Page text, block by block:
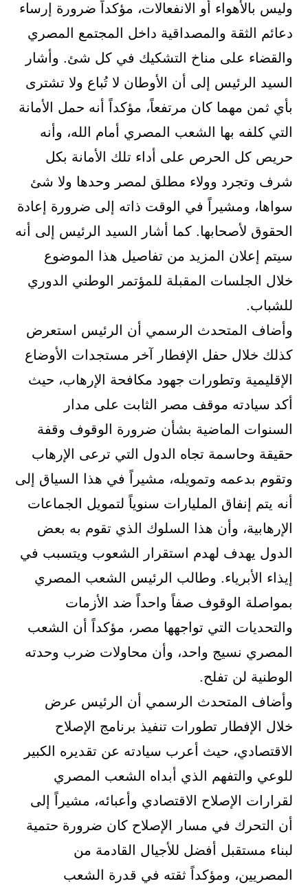
وليس بالأهواء أو الانفعالات، مؤكداً ضرورة إرساء
دعائم الثقة والمصداقية داخل المجتمع المصري
والقضاء على مناخ التشكيك في كل شئ. وأشار
السيد الرئيس إلى أن الأوطان لا تُباع ولا تشترى
بأي ثمن مهما كان مرتفعاً، مؤكداً أنه حمل الأمانة
التي كلفه بها الشعب المصري أمام الله، وأنه
حريص كل الحرص على أداء تلك الأمانة بكل
شرف وتجرد وولاء مطلق لمصر وحدها ولا شئ
سواها، ومشيراً في الوقت ذاته إلى ضرورة إعادة
الحقوق لأصحابها. كما أشار السيد الرئيس إلى أنه
سيتم إعلان المزيد من تفاصيل هذا الموضوع
خلال الجلسات المقبلة للمؤتمر الوطني الدوري
للشباب.
وأضاف المتحدث الرسمي أن الرئيس استعرض
كذلك خلال حفل الإفطار آخر مستجدات الأوضاع
الإقليمية وتطورات جهود مكافحة الإرهاب، حيث
أكد سيادته موقف مصر الثابت على مدار
السنوات الماضية بشأن ضرورة الوقوف وقفة
حقيقة وحاسمة تجاه الدول التي ترعى الإرهاب
وتقوم بدعمه وتمويله، مشيراً في هذا السياق إلى
أنه يتم إنفاق المليارات سنوياً لتمويل الجماعات
الإرهابية، وأن هذا السلوك الذي تقوم به بعض
الدول يهدف لهدم استقرار الشعوب ويتسبب في
إيذاء الأبرياء. وطالب الرئيس الشعب المصري
بمواصلة الوقوف صفاً واحداً ضد الأزمات
والتحديات التي تواجهها مصر، مؤكداً أن الشعب
المصري نسيج واحد، وأن محاولات ضرب وحدته
الوطنية لن تفلح.
وأضاف المتحدث الرسمي أن الرئيس عرض
خلال الإفطار تطورات تنفيذ برنامج الإصلاح
الاقتصادي، حيث أعرب سيادته عن تقديره الكبير
للوعي والتفهم الذي أبداه الشعب المصري
لقرارات الإصلاح الاقتصادي وأعبائه، مشيراً إلى
أن التحرك في مسار الإصلاح كان ضرورة حتمية
لبناء مستقبل أفضل للأجيال القادمة من
المصريين، ومؤكداً ثقته في قدرة الشعب